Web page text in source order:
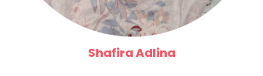
Shafira Adlina